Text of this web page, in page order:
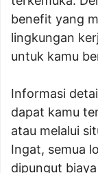
benefit yang
lingkungan
untuk kamu
Informasi
dapat kamu
atau melalui
Ingat, semua
dipungut